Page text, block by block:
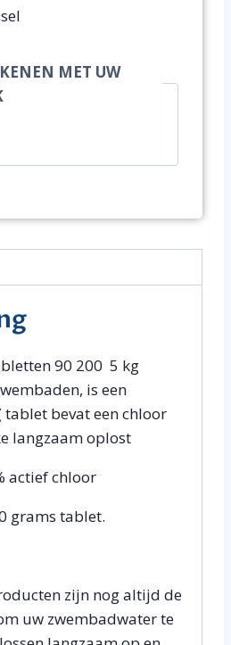
MET UW
90 200 5 kg
is een
bevat een chloor
langzaam oplost
actief chloor
grams tablet.
zijn nog altijd de
uw zwembadwater te